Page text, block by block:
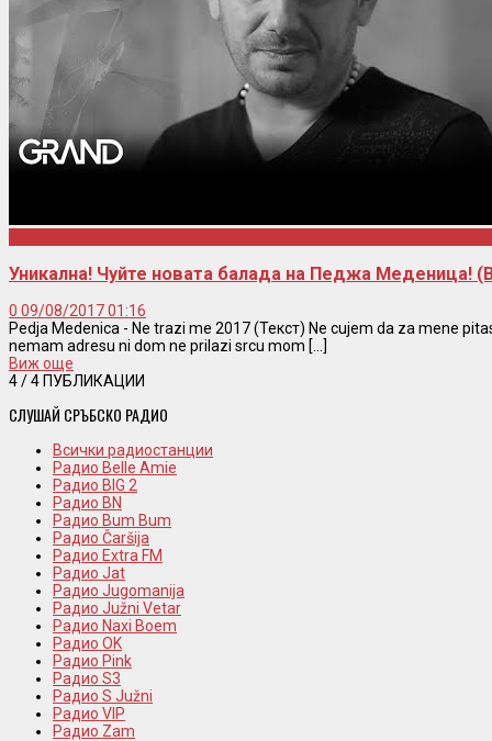
Уникална! Чуйте новата балада на Педжа
0 09/08/2017 01:16
Pedja Medenica - Ne trazi me 2017 (Текст) Ne cujem da za mene
nemam adresu ni dom ne prilazi srcu mom [...]
Виж още
4/ 4 ПУБЛИКАЦИИ
СЛУШАЙ СРЪБСКО РАДИО
Всички радиостанции
Радио Belle Amie
Радио BIG 2
Радио BN
Радио Bum Bum
Радио Čaršija
Радио Extra FM
Радио Jat
Радио Jugomanija
Радио Južni Vetar
Радио Naxi Boem
Радио OK
Радио Pink
Радио S3
Радио S Južni
Радио VIP
Радио Zam